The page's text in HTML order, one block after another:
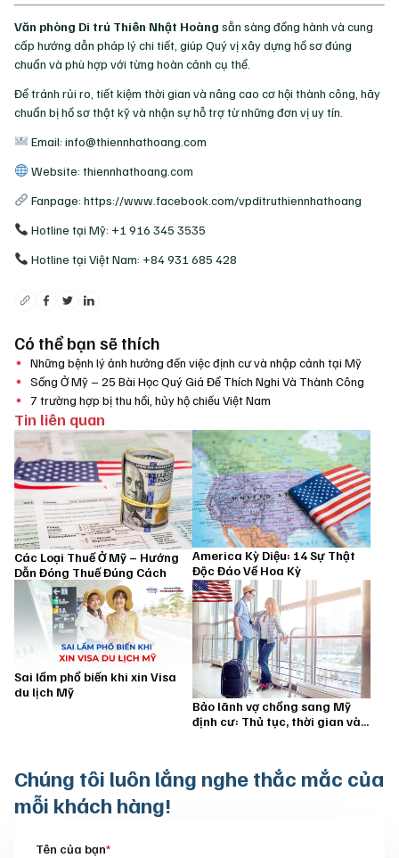
Văn phòng Di trú Thiên Nhật Hoàng sẵn sàng đồng hành và cung
cấp hướng dẫn pháp lý chi tiết, giúp Quý vị xây dựng hồ sơ đúng
chuẩn và phù hợp với từng hoàn cảnh cụ thể.
Để tránh rủi ro, tiết kiệm thời gian và nâng cao cơ hội thành công, hãy
chuẩn bị hồ sơ thật kỹ và nhận sự hỗ trợ từ những đơn vị uy tín.
Email: info@thiennhathoang.com
Website: thiennhathoang.com
Fanpage: https://www.facebook.com/vpditruthiennhathoang
Hotline tại Mỹ: +1 916 345 3535
Hotline tại Việt Nam: +84 931 685 428
Có thể bạn sẽ thích
Những bệnh lý ảnh hưởng đến việc định cư và nhập cảnh tại Mỹ
Sống Ở Mỹ – 25 Bài Học Quý Giá Để Thích Nghi Và Thành Công
7 trường hợp bị thu hồi, hủy hộ chiếu Việt Nam
Tin liên quan
Các Loại Thuế Ở Mỹ – Hướng
Dẫn Đóng Thuế Đúng Cách
America Kỳ Diệu: 14 Sự Thật
Độc Đáo Về Hoa Kỳ
Sai lầm phổ biến khi xin Visa
du lịch Mỹ
Bảo lãnh vợ chồng sang Mỹ
định cư: Thủ tục, thời gian và
Chúng tôi luôn lắng nghe thắc mắc của
mỗi khách hàng!
Tên của bạn*